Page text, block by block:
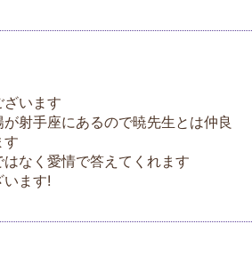
います
射手座にあるので暁先生とは仲良
す
なく愛情で答えてくれます
ます!